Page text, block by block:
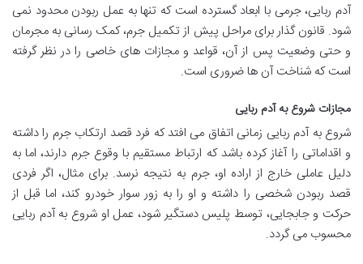
آدم ربایی، جرمی با ابعاد گسترده است که تنها به عمل ربودن محدود نمی
شود. قانون گذار برای مراحل پیش از تکمیل جرم، کمک رسانی به مجرمان
و حتی وضعیت پس از آن، قواعد و مجازات های خاصی را در نظر گرفته
است که شناخت آن ها ضروری است.
مجازات شروع به آدم ربایی
شروع به آدم ربایی زمانی اتفاق می افتد که فرد قصد ارتکاب جرم را داشته
و اقداماتی را آغاز کرده باشد که ارتباط مستقیم با وقوع جرم دارند، اما به
دلیل عاملی خارج از اراده او، جرم به نتیجه نرسد. برای مثال، اگر فردی
قصد ربودن شخصی را داشته و او را به زور سوار خودرو کند، اما قبل از
حرکت و جابجایی، توسط پلیس دستگیر شود، عمل او شروع به آدم ربایی
محسوب می گردد.